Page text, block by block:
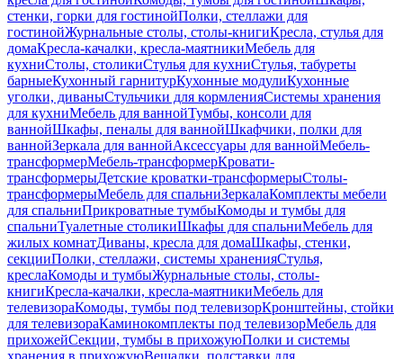
стенки, горки для гостинойПолки, стеллажи для
гостинойЖурнальные столы, столы-книгиКресла, стулья для
домаКресла-качалки, кресла-маятникиМебель для
кухниСтолы, столикиСтулья для кухниСтулья, табуреты
барныеКухонный гарнитурКухонные модулиКухонные
уголки, диваныСтульчики для кормленияСистемы хранения
для кухниМебель для ваннойТумбы, консоли для
ваннойШкафы, пеналы для ваннойШкафчики, полки для
ваннойЗеркала для ваннойАксессуары для ваннойМебель-
трансформерМебель-трансформерКровати-
трансформерыДетские кроватки-трансформерыСтолы-
трансформерыМебель для спальниЗеркалаКомплекты мебели
для спальниПрикроватные тумбыКомоды и тумбы для
спальниТуалетные столикиШкафы для спальниМебель для
жилых комнатДиваны, кресла для домаШкафы, стенки,
секцииПолки, стеллажи, системы храненияСтулья,
креслаКомоды и тумбыЖурнальные столы, столы-
книгиКресла-качалки, кресла-маятникиМебель для
телевизораКомоды, тумбы под телевизорКронштейны, стойки
для телевизораКаминокомплекты под телевизорМебель для
прихожейСекции, тумбы в прихожуюПолки и системы
хранения в прихожуюВешалки, подставки для